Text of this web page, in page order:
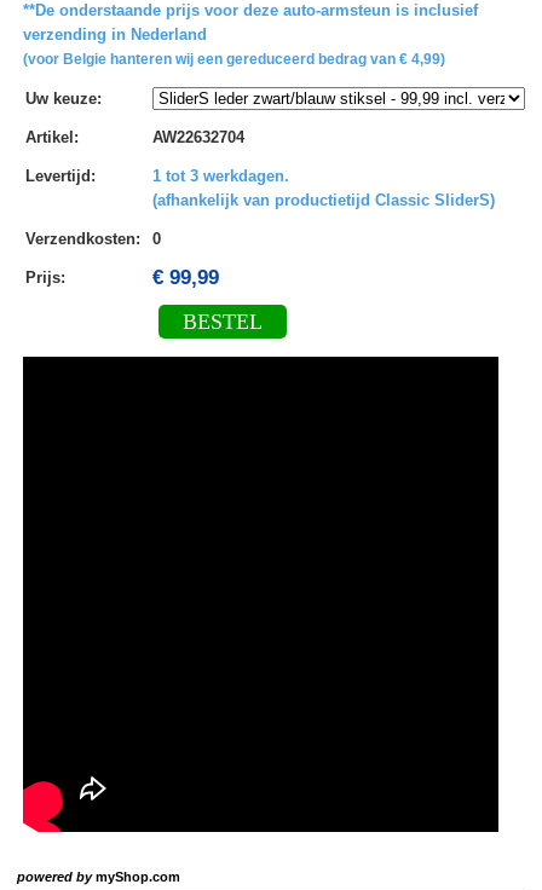
**De onderstaande prijs voor deze auto-armsteun is inclusief
verzending in Nederland
(voor Belgie hanteren wij een gereduceerd bedrag van € 4,99)
Uw keuze:
Artikel : AW22632704
Levertijd :
1 tot 3 werkdagen.
(afhankelijk van productietijd Classic SliderS)
Verzendkosten: 0
Prijs: € 99,99
BESTEL
powered bymyShop.com